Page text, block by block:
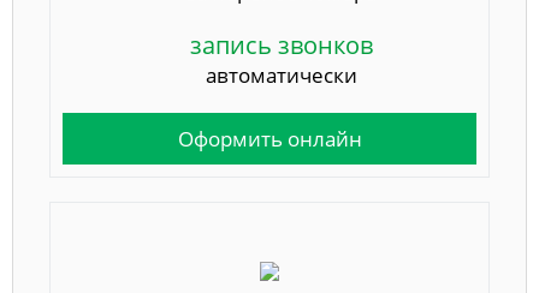
запись звонков
автоматически
Оформить онлайн